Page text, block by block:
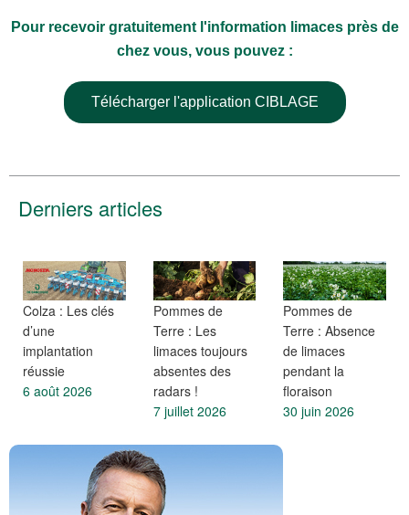
Pour recevoir gratuitement l'information limaces près de
chez vous, vous pouvez :
Télécharger l'application CIBLAGE
Derniers articles
Colza : Les clés
d’une
implantation
réussie
6 août 2026
Pommes de
Terre : Les
limaces toujours
absentes des
radars !
7 juillet 2026
Pommes de
Terre : Absence
de limaces
pendant la
floraison
30 juin 2026